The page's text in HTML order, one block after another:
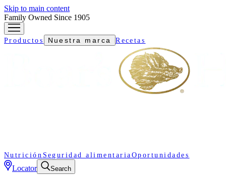
Skip to main content
Family Owned Since 1905
Productos Nuestra marca Recetas
Nutrición Seguridad alimentaria Oportunidades
Locator Search